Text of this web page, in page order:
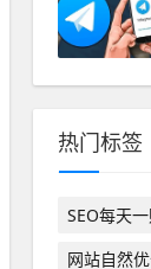
热门标签
SEO每天
网站自然